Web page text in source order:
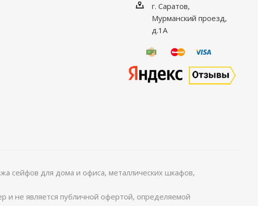
г. Саратов,
Мурманский проезд,
д.1А
сейфов для дома и офиса, металлических шкафов,
и не является публичной офертой, определяемой